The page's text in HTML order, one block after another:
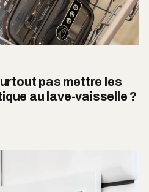
pas mettre les
au lave-vaisselle ?